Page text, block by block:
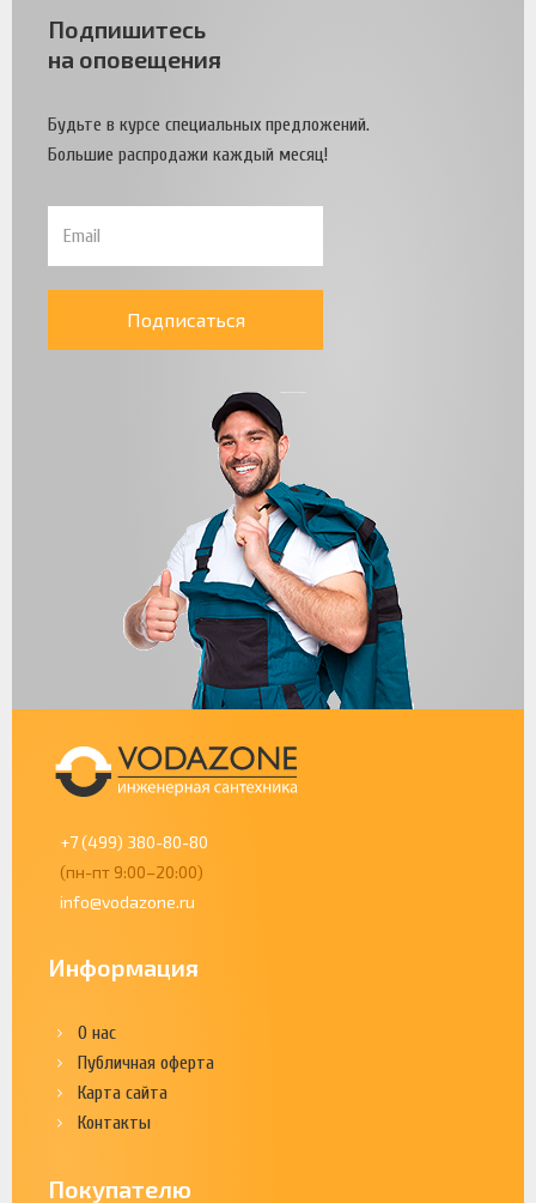
Подпишитесь
на оповещения
Будьте в курсе специальных предложений.
Большие распродажи каждый месяц!
Подписаться
+7 (499) 380-80-80
(пн-пт 9:00–20:00)
info@vodazone.ru
Информация
О нас
Публичная оферта
Карта сайта
Контакты
Покупателю